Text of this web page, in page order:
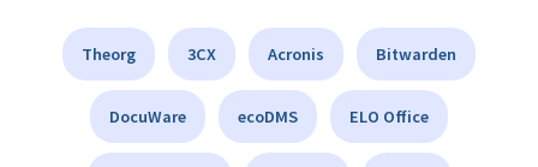
Theorg 3CX Acronis Bitwarden
DocuWare ecoDMS ELO Office